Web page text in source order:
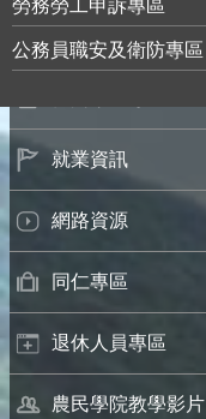
勞務勞工申訴專區
公務員職安及衛防專區
招標及公告
就業資訊
網路資源
同仁專區
退休人員專區
農民學院教學影片